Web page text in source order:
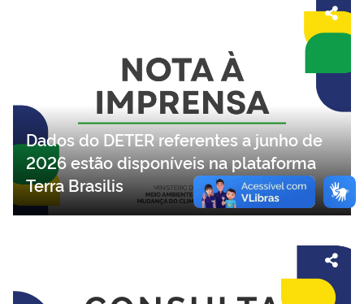
Dados do DETER referentes a junho de
2026 estão disponíveis na plataforma
Terra Brasilis